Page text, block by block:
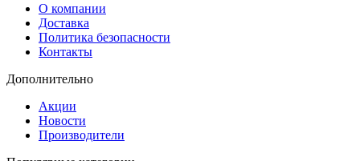
О компании
Доставка
Политика безопасности
Контакты
Дополнительно
Акции
Новости
Производители